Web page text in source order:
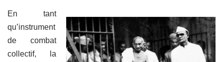
En tant
qu’instrument
de combat
collectif, la